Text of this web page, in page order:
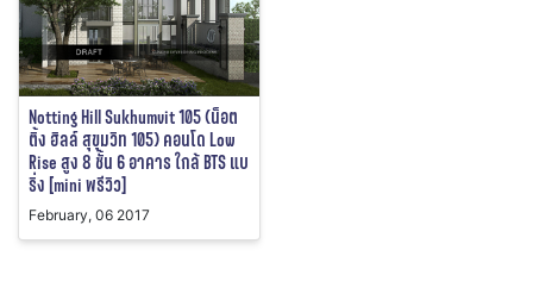
Notting Hill Sukhumvit 105 (น็อต
ติ้ง ฮิลล์ สุขุมวิท 105) คอนโด Low
Rise สูง 8 ชั้น 6 อาคาร ใกล้ BTS แบ
ริ่ง [mini พรีวิว]
February, 06 2017